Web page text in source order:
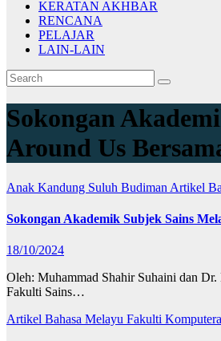
KERATAN AKHBAR
RENCANA
PELAJAR
LAIN-LAIN
Sokongan
Around Us
Anak Kandung Suluh Budiman Artikel
Sokongan Akademik Subjek Sains
18/10/2024
Oleh: Muhammad Shahir Suhaini dan
Fakulti Sains…
Artikel Bahasa Melayu Fakulti